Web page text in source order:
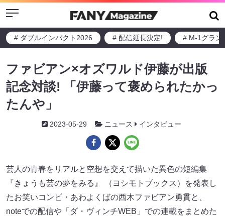
Menu
# ダブルインパクト2026 # 配信延長決定! # M-1グラン
ファビアン×オズワルド伊藤が出版
記念対談! 「伊藤って褒められたかっ
たんや」
2023-05-29 ニュース インタビュー
芸人の青春をリアルと空想を交えて描いた異色の短編集
『きょうも芸の夢をみる』 （ヨシモトブックス）を発表し
たお笑いコンビ・あわよくばの西木ファビアン勇貫と、
noteでの配信や「ダ・ヴィンチWEB」​​での連載をまとめた